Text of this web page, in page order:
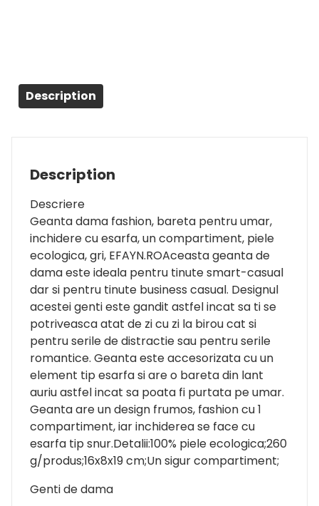
Description
Description
Descriere
Geanta dama fashion, bareta pentru umar,
inchidere cu esarfa, un compartiment, piele
ecologica, gri, EFAYN.ROAceasta geanta de
dama este ideala pentru tinute smart-casual
dar si pentru tinute business casual. Designul
acestei genti este gandit astfel incat sa ti se
potriveasca atat de zi cu zi la birou cat si
pentru serile de distractie sau pentru serile
romantice. Geanta este accesorizata cu un
element tip esarfa si are o bareta din lant
auriu astfel incat sa poata fi purtata pe umar.
Geanta are un design frumos, fashion cu 1
compartiment, iar inchiderea se face cu
esarfa tip snur.Detalii:100% piele ecologica;260
g/produs;16x8x19 cm;Un sigur compartiment;
Genti de dama